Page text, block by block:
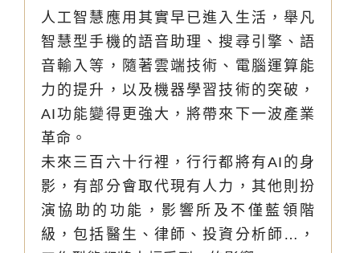
人工智慧應用其實早已進入生活，舉凡
智慧型手機的語音助理、搜尋引擎、語
音輸入等，隨著雲端技術、電腦運算能
力的提升，以及機器學習技術的突破，
AI功能變得更強大，將帶來下一波產業
革命。
未來三百六十行裡，行行都將有AI的身
影，有部分會取代現有人力，其他則扮
演協助的功能，影響所及不僅藍領階
級，包括醫生、律師、投資分析師…，